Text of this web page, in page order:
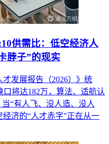
供需比：低空经济人
脖子”的现实
发展报告（2026）》统
将达182万，算法、适航认
“有人飞、没人造、没人
济的“人才赤字”正在从一